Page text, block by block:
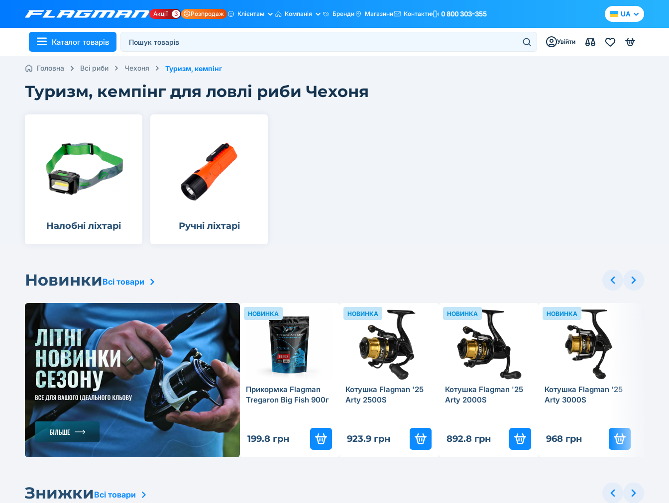
Акції 3 Розпродаж Клієнтам Компанія Бренди Магазини Контакти 0 800 303-355 UA
Каталог товарів Увійти
Головна Всі риби Чехоня Туризм, кемпінг
Туризм, кемпінг для ловлі риби Чехоня
Налобні ліхтарі Ручні ліхтарі
НовинкиВсі товари
Прикормка Flagman
Tregaron Big Fish 900г
199.8 грн
НОВИНКА
Котушка Flagman '25
Arty 2500S
923.9 грн
НОВИНКА
Котушка Flagman '25
Arty 2000S
892.8 грн
НОВИНКА
Котушка Flagman '25
Arty 3000S
968 грн
НОВИНКА
ЗнижкиВсі товари